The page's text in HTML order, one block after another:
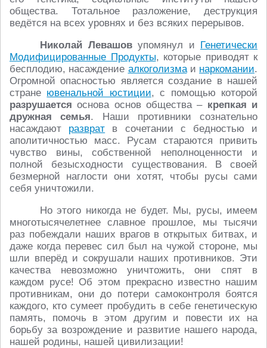
общества. Тотальное разложение, деструкция
ведётся на всех уровнях и без всяких перерывов.
Николай Левашовупомянул и Генетически
Модифицированные Продукты, которые приводят к
бесплодию, насаждение алкоголизмаи наркомании.
Огромной опасностью является создание в нашей
стране ювенальной юстиции, с помощью которой
разрушается основа основ общества – крепкая и
дружная семья. Наши противники сознательно
насаждают разврат в сочетании с бедностью и
аполитичностью масс. Русам стараются привить
чувство вины, собственной неполноценности и
полной безысходности существования. В своей
безмерной наглости они хотят, чтобы русы сами
себя уничтожили.
Но этого никогда не будет. Мы, русы, имеем
многотысячелетнее славное прошлое, мы тысячи
раз побеждали наших врагов в открытых битвах, и
даже когда перевес сил был на чужой стороне, мы
шли вперёд и сокрушали наших противников. Эти
качества невозможно уничтожить, они спят в
каждом русе! Об этом прекрасно известно нашим
противникам, они до потери самоконтроля боятся
каждого, кто сумеет пробудить в себе генетическую
память, помочь в этом другим и повести их на
борьбу за возрождение и развитие нашего народа,
нашей родины, нашей цивилизации!